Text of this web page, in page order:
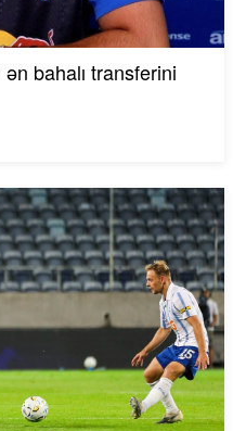
bahalı transferini